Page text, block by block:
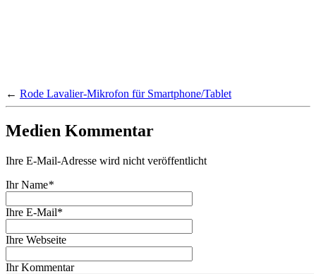
← Rode Lavalier-Mikrofon für Smartphone/Tablet
Medien Kommentar
Ihre E-Mail-Adresse wird nicht veröffentlicht
Ihr Name*
Ihre E-Mail*
Ihre Webseite
Ihr Kommentar